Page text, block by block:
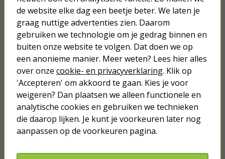
vergroten
Morgen in huis! Toevoegen
Babyfoon met 2 camera's | Arenti | AINanny (App,
Ouderunit, Slaapliedjes, Gespreksfunctie,
Bewegingsdetectie, Nachtzicht)
95
de website elke dag een beetje beter. We laten je
graag nuttige advertenties zien. Daarom
gebruiken we technologie om je gedrag binnen en
buiten onze website te volgen. Dat doen we op
een anonieme manier. Meer weten? Lees hier alles
over onze cookie- en privacyverklaring. Klik op
'Accepteren' om akkoord te gaan. Kies je voor
weigeren? Dan plaatsen we alleen functionele en
analytische cookies en gebruiken we technieken
die daarop lijken. Je kunt je voorkeuren later nog
aanpassen op de voorkeuren pagina.